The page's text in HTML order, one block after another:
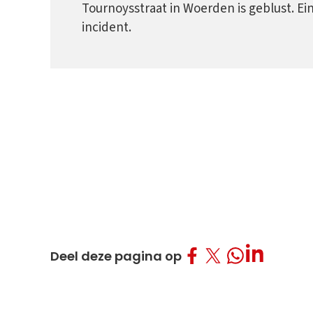
Tournoysstraat in Woerden is geblust.
incident.
Deel deze pagina opDeel op Facebook
Deel op
Deel op
Deel op